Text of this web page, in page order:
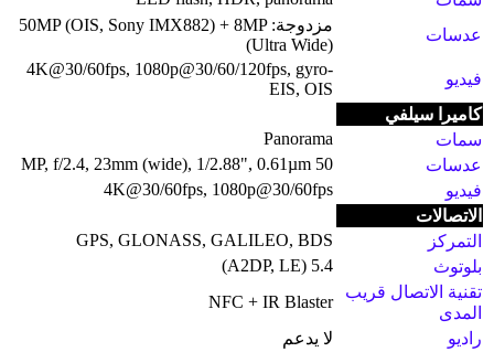
عدسات
مزدوجة: 50MP (OIS, Sony IMX882) + 8MP
(Ultra Wide)
فيديو
4K@30/60fps, 1080p@30/60/120fps, gyro-
EIS, OIS
كاميرا سيلفي
سمات
Panorama
عدسات
50 MP, f/2.4, 23mm (wide), 1/2.88", 0.61µm
فيديو
4K@30/60fps, 1080p@30/60fps
الاتصالات
التمركز
GPS, GLONASS, GALILEO, BDS
بلوتوث
5.4 (A2DP, LE)
تقنية الاتصال قريب
المدى
NFC + IR Blaster
راديو
لا يدعم